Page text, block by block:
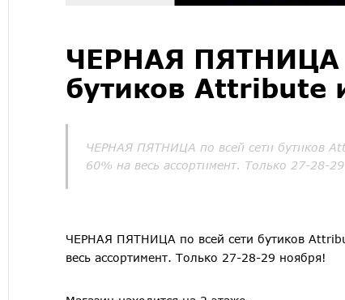
ЧЕРНАЯ ПЯТНИЦА
бутиков Attribute
ЧЕРНАЯ ПЯТНИЦА по всей сети бутиков
60% на весь ассортимент. Только 27-28-
ЧЕРНАЯ ПЯТНИЦА по всей сети бутиков
весь ассортимент. Только 27-28-29 ноября!